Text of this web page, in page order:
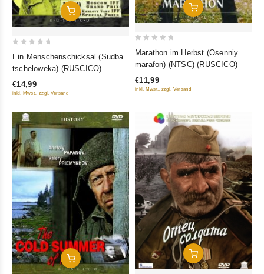
In Den Warenkorb
5
Ein Menschenschicksal (Sudba
tscheloweka) (RUSCICO)
(NTSC)
€14,99
inkl. Mwst., zzgl. Versand
In Den Warenkorb
5
Marathon im Herbst (Osenniy
marafon) (NTSC) (RUSCICO)
€11,99
inkl. Mwst., zzgl. Versand
In Den Warenkorb
In Den Warenkorb